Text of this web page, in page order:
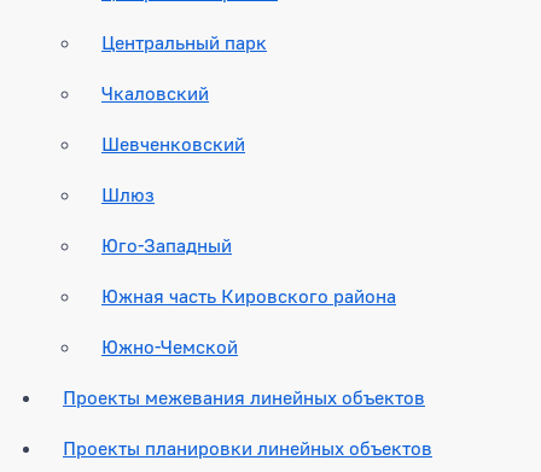
Центральный парк
Чкаловский
Шевченковский
Шлюз
Юго-Западный
Южная часть Кировского района
Южно-Чемской
Проекты межевания линейных объектов
Проекты планировки линейных объектов